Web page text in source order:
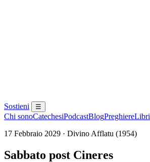
Sostieni ☰
Chi sonoCatechesiPodcastBlogPreghiereLibri
17 Febbraio 2029 · Divino Afflatu (1954)
Sabbato post Cineres